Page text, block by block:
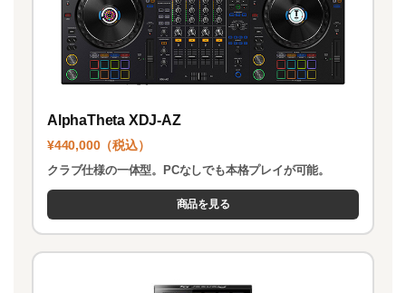
AlphaTheta XDJ-AZ
¥440,000（税込）
クラブ仕様の一体型。PCなしでも本格プレイが可能。
商品を見る